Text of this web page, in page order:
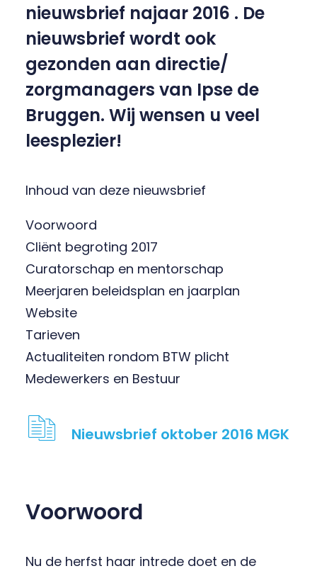
nieuwsbrief najaar 2016 . De
nieuwsbrief wordt ook
gezonden aan directie/
zorgmanagers van Ipse de
Bruggen. Wij wensen u veel
leesplezier!
Inhoud van deze nieuwsbrief
Voorwoord
Cliënt begroting 2017
Curatorschap en mentorschap
Meerjaren beleidsplan en jaarplan
Website
Tarieven
Actualiteiten rondom BTW plicht
Medewerkers en Bestuur
Nieuwsbrief oktober 2016 MGK
Voorwoord
Nu de herfst haar intrede doet en de